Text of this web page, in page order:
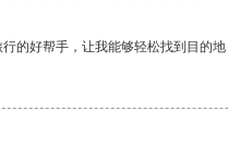
的好帮手，让我能够轻松找到目的地